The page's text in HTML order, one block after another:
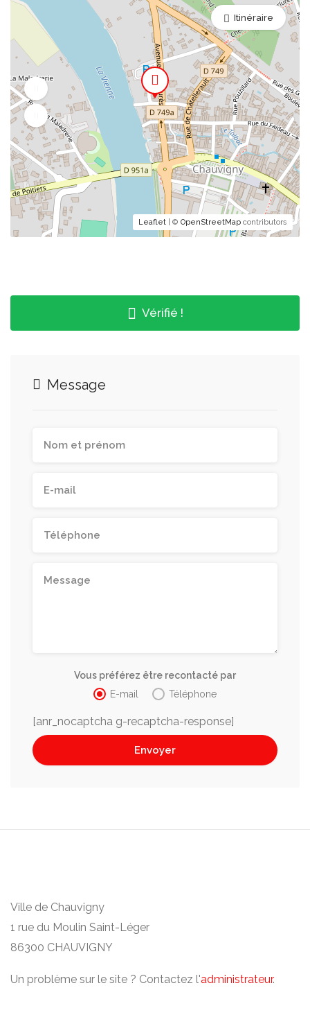
Leaflet | © OpenStreetMap contributors
Itinéraire
Vérifié !
Message
Vous préférez être recontacté par
E-mail
Téléphone
[anr_nocaptcha g-recaptcha-response]
Ville de Chauvigny
1 rue du Moulin Saint-Léger
86300 CHAUVIGNY
Un problème sur le site ? Contactez l'administrateur.